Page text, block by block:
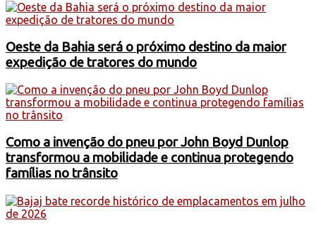
Oeste da Bahia será o próximo destino da maior
expedição de tratores do mundo
Como a invenção do pneu por John Boyd Dunlop
transformou a mobilidade e continua protegendo
famílias no trânsito